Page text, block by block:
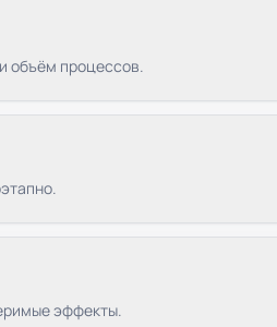
объём процессов.
эффекты.